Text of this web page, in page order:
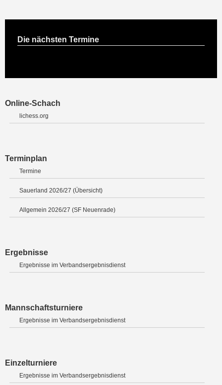
Die nächsten Termine
Online-Schach
lichess.org
Terminplan
Termine
Sauerland 2026/27 (Übersicht)
Allgemein 2026/27 (SF Neuenrade)
Ergebnisse
Ergebnisse im Verbandsergebnisdienst
Mannschaftsturniere
Ergebnisse im Verbandsergebnisdienst
Einzelturniere
Ergebnisse im Verbandsergebnisdienst